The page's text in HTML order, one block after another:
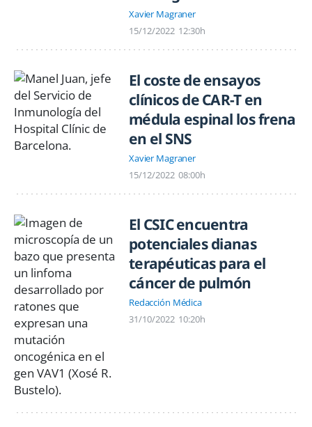
Xavier Magraner
15/12/2022 12:30h
El coste de ensayos
clínicos de CAR-T en
médula espinal los frena
en el SNS
Xavier Magraner
15/12/2022 08:00h
El CSIC encuentra
potenciales dianas
terapéuticas para el
cáncer de pulmón
Redacción Médica
31/10/2022 10:20h